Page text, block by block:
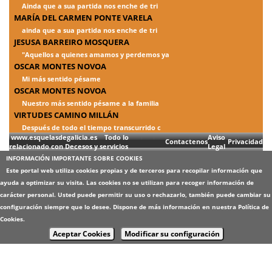
Ainda que a sua partida nos enche de tri
MARÍA DEL CARMEN PONTE VARELA
ainda que a sua partida nos enche de tri
JESUSA BARREIRO MOSQUERA
"Aquellos a quienes amamos y perdemos ya
OSCAR MONTES NOVOA
Mi más sentido pésame
OSCAR MONTES NOVOA
Nuestro más sentido pésame a la familia
VIRTUDES CAMINO MILLÁN
Después de todo el tiempo transcurrido c
www.esquelasdegalicia.es Todo lo
relacionado con Decesos y servicios
ContactenosAviso
Legal
Privacidad
INFORMACIÓN IMPORTANTE SOBRE COOKIES
Este portal web utiliza cookies propias y de terceros para recopilar información que
ayuda a optimizar su visita. Las cookies no se utilizan para recoger información de
carácter personal. Usted puede permitir su uso o rechazarlo, también puede cambiar su
configuración siempre que lo desee. Dispone de más información en nuestra Política de
Cookies.